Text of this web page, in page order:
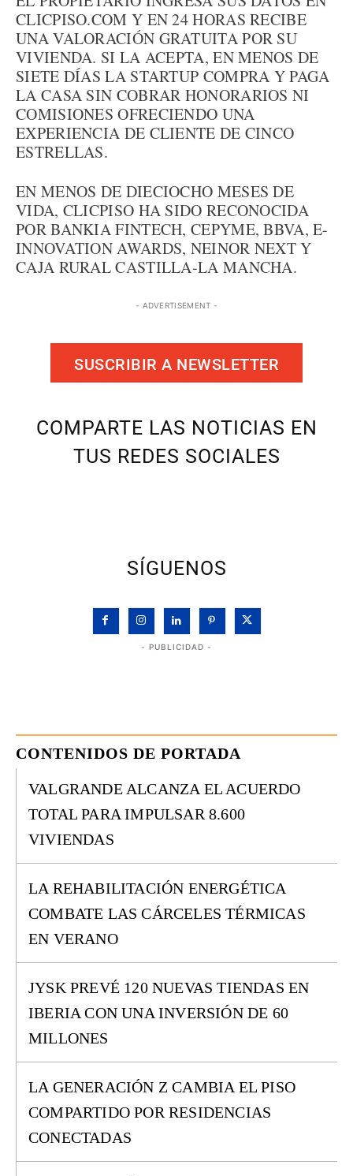
CLICPISO.COM Y EN 24 HORAS RECIBE
UNA VALORACIÓN GRATUITA POR SU
VIVIENDA. SI LA ACEPTA, EN MENOS DE
SIETE DÍAS LA STARTUP COMPRA Y PAGA
LA CASA SIN COBRAR HONORARIOS NI
COMISIONES OFRECIENDO UNA
EXPERIENCIA DE CLIENTE DE CINCO
ESTRELLAS.
EN MENOS DE DIECIOCHO MESES DE
VIDA, CLICPISO HA SIDO RECONOCIDA
POR BANKIA FINTECH, CEPYME, BBVA, E-
INNOVATION AWARDS, NEINOR NEXT Y
CAJA RURAL CASTILLA-LA MANCHA.
- ADVERTISEMENT -
SUSCRIBIR A NEWSLETTER
COMPARTE LAS NOTICIAS EN
TUS REDES SOCIALES
SÍGUENOS
- PUBLICIDAD -
CONTENIDOS DE PORTADA
VALGRANDE ALCANZA EL ACUERDO
TOTAL PARA IMPULSAR 8.600
VIVIENDAS
LA REHABILITACIÓN ENERGÉTICA
COMBATE LAS CÁRCELES TÉRMICAS
EN VERANO
JYSK PREVÉ 120 NUEVAS TIENDAS EN
IBERIA CON UNA INVERSIÓN DE 60
MILLONES
LA GENERACIÓN Z CAMBIA EL PISO
COMPARTIDO POR RESIDENCIAS
CONECTADAS